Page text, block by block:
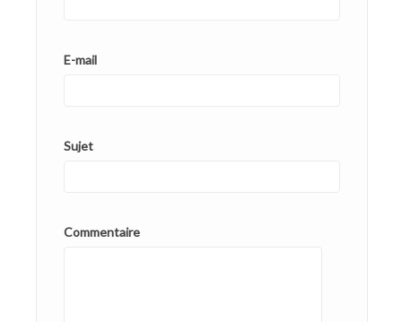
E-mail
Sujet
Commentaire